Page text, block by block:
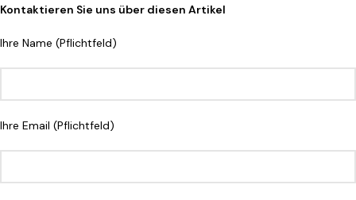
Kontaktieren Sie uns über diesen Artikel
Ihre Name (Pflichtfeld)
Ihre Email (Pflichtfeld)